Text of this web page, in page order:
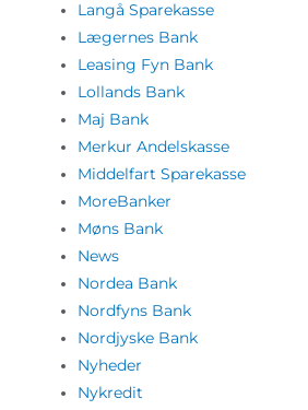
Langå Sparekasse
Lægernes Bank
Leasing Fyn Bank
Lollands Bank
Maj Bank
Merkur Andelskasse
Middelfart Sparekasse
MoreBanker
Møns Bank
News
Nordea Bank
Nordfyns Bank
Nordjyske Bank
Nyheder
Nykredit